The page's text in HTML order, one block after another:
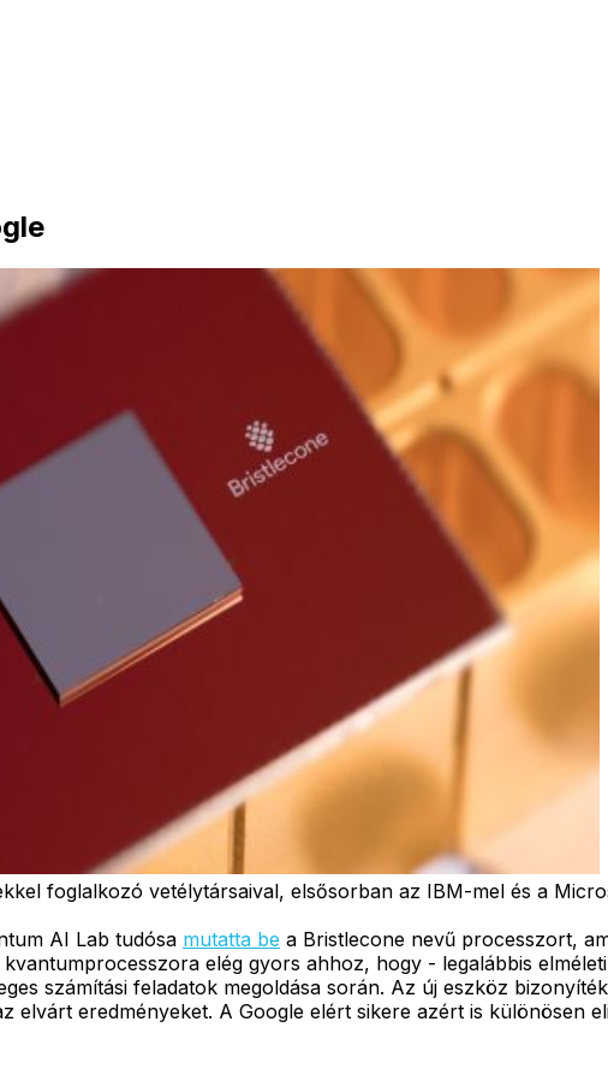
foglalkozó vetélytársaival, elsősorban az IBM-mel és a
AI Lab tudósa mutatta be a Bristlecone nevű processzort,
elég gyors ahhoz, hogy - legalábbis
számítási feladatok megoldása során. Az új eszköz
elvárt eredményeket. A Google elért sikere azért is különösen